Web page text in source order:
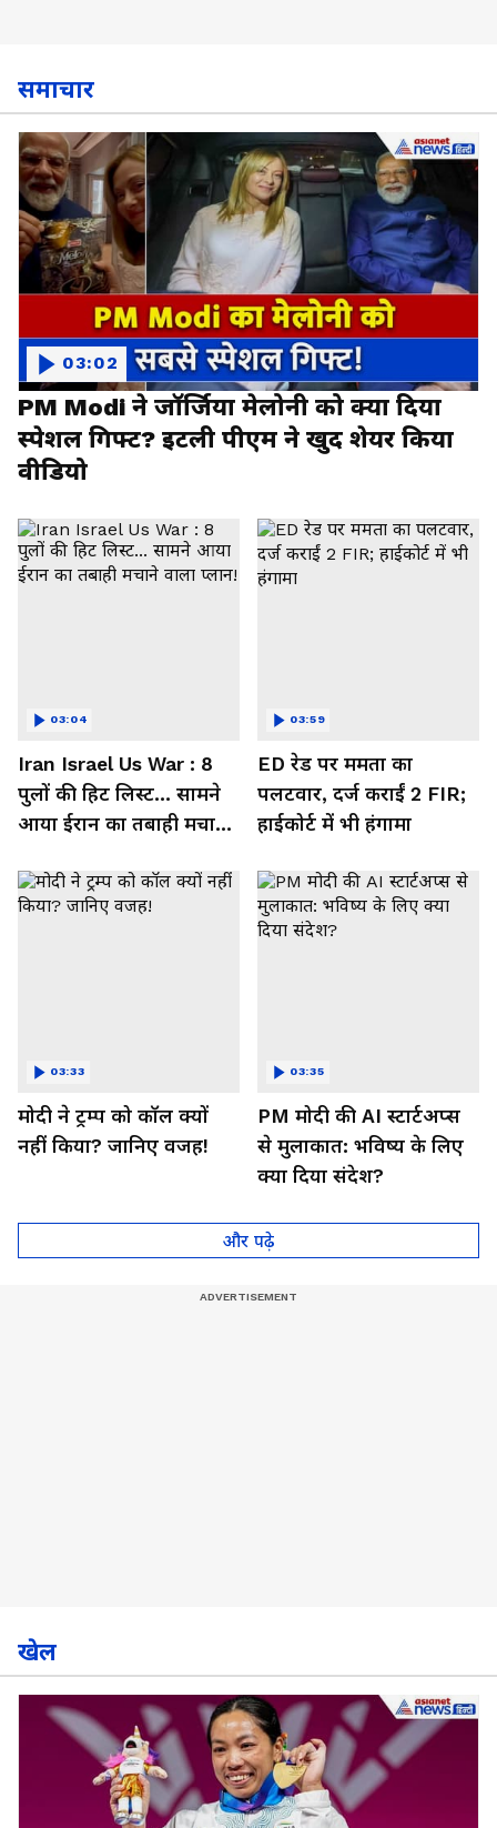
समाचार
PM Modi ने जॉर्जिया मेलोनी को क्या दिया
स्पेशल गिफ्ट? इटली पीएम ने खुद शेयर किया
वीडियो
03:02
Iran Israel Us War : 8
पुलों की हिट लिस्ट... सामने
आया ईरान का तबाही मचाने
03:04
ED रेड पर ममता का
पलटवार, दर्ज कराईं 2 FIR;
हाईकोर्ट में भी हंगामा
03:59
मोदी ने ट्रम्प को कॉल क्यों
नहीं किया? जानिए वजह!
03:33
PM मोदी की AI स्टार्टअप्स
से मुलाकात: भविष्य के लिए
क्या दिया संदेश?
03:35
और पढ़े
खेल